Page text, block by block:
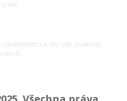
a my vás budeme